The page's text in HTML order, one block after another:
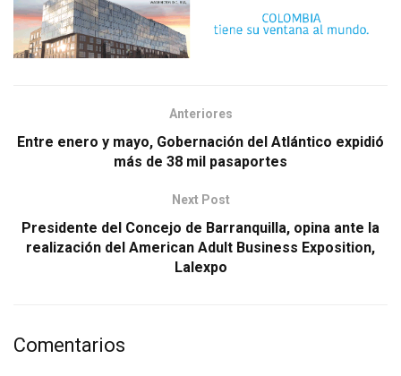
Anteriores
Entre enero y mayo, Gobernación del Atlántico expidió
más de 38 mil pasaportes
Next Post
Presidente del Concejo de Barranquilla, opina ante la
realización del American Adult Business Exposition,
Lalexpo
Comentarios